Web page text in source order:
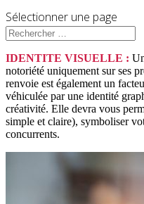
Sélectionner une page
IDENTITE VISUELLE :
notoriété uniquement sur ses
renvoie est également un
véhiculée par une identité
créativité. Elle devra vous
simple et claire), symboliser
concurrents.